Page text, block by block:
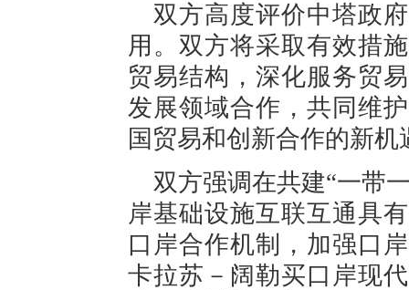
双方高度评价中塔政
用。双方将采取有效措
贸易结构，深化服务贸
发展领域合作，共同维
国贸易和创新合作的新机
双方强调在共建“一带
岸基础设施互联互通具
口岸合作机制，加强口
卡拉苏－阔勒买口岸现